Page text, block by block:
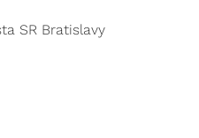
SR Bratislavy